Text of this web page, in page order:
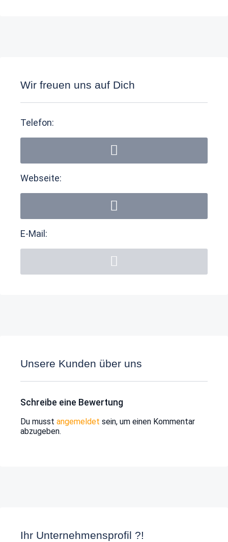
Wir freuen uns auf Dich
Telefon:
Webseite:
E-Mail:
Unsere Kunden über uns
Schreibe eine Bewertung
Du musst angemeldet sein, um einen Kommentar
abzugeben.
Ihr Unternehmensprofil ?!